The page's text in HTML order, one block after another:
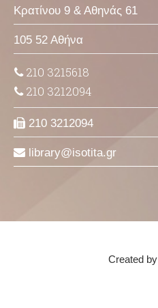
Κρατίνου 9 & Αθηνάς 61
105 52 Αθήνα
210 3215618
210 3212094
210 3212094
library isotita gr
Created by